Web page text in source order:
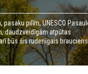
pilīm, UNESCO
daudzveidīgām atpūtas
būs šis rudenīgais